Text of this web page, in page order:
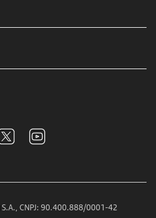
CNPJ: 90.400.888/0001-42